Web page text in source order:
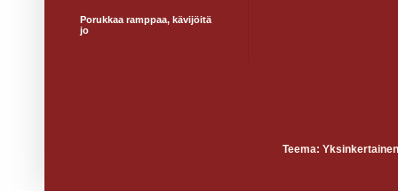
Porukkaa ramppaa, kävijöitä
jo
Teema: